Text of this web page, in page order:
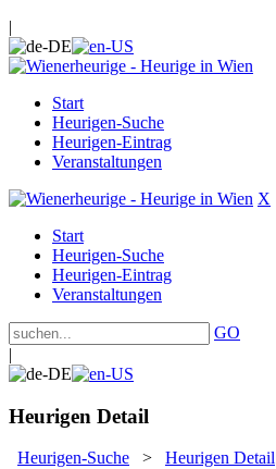
|
Start
Heurigen-Suche
Heurigen-Eintrag
Veranstaltungen
X
Start
Heurigen-Suche
Heurigen-Eintrag
Veranstaltungen
GO
|
Heurigen Detail
Heurigen-Suche > Heurigen Detail